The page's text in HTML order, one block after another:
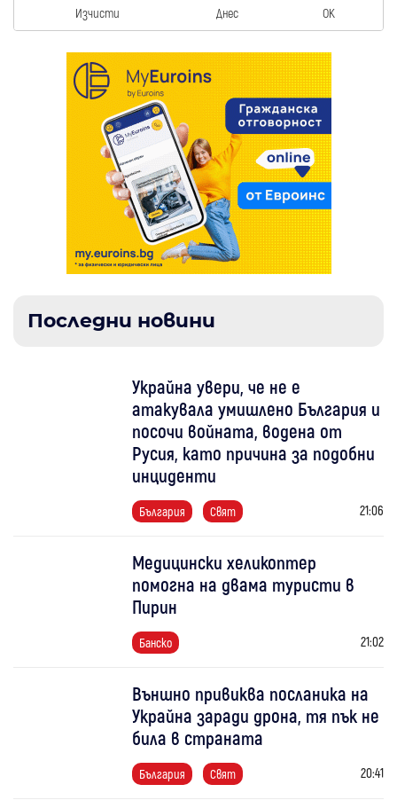
Изчисти Днес OK
Последни новини
Украйна увери, че не е
атакувала умишлено България и
посочи войната, водена от
Русия, като причина за подобни
инциденти
България Свят 21:06
Медицински хеликоптер
помогна на двама туристи в
Пирин
Банско 21:02
Външно привиква посланика на
Украйна заради дрона, тя пък не
била в страната
България Свят 20:41